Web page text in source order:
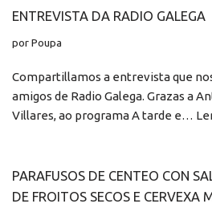
ENTREVISTA DA RADIO GALEGA
porPoupa
Compartillamos a entrevista que
amigos de Radio Galega. Grazas a
Villares, ao programa A tarde e…
PARAFUSOS DE CENTEO CON
DE FROITOS SECOS E CERVEXA